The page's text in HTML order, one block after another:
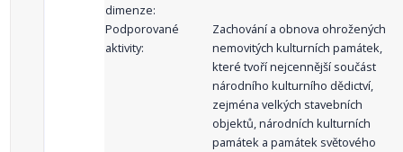
dimenze:
Podporované
aktivity:
Zachování a obnova ohrožených
nemovitých kulturních památek,
které tvoří nejcennější součást
národního kulturního dědictví,
zejména velkých stavebních
objektů, národních kulturních
památek a památek světového